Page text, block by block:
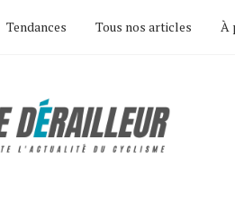
Tendances Tous nos articles À